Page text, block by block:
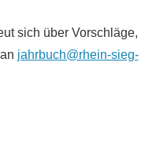
sich über Vorschläge,
jahrbuch@rhein-sieg-